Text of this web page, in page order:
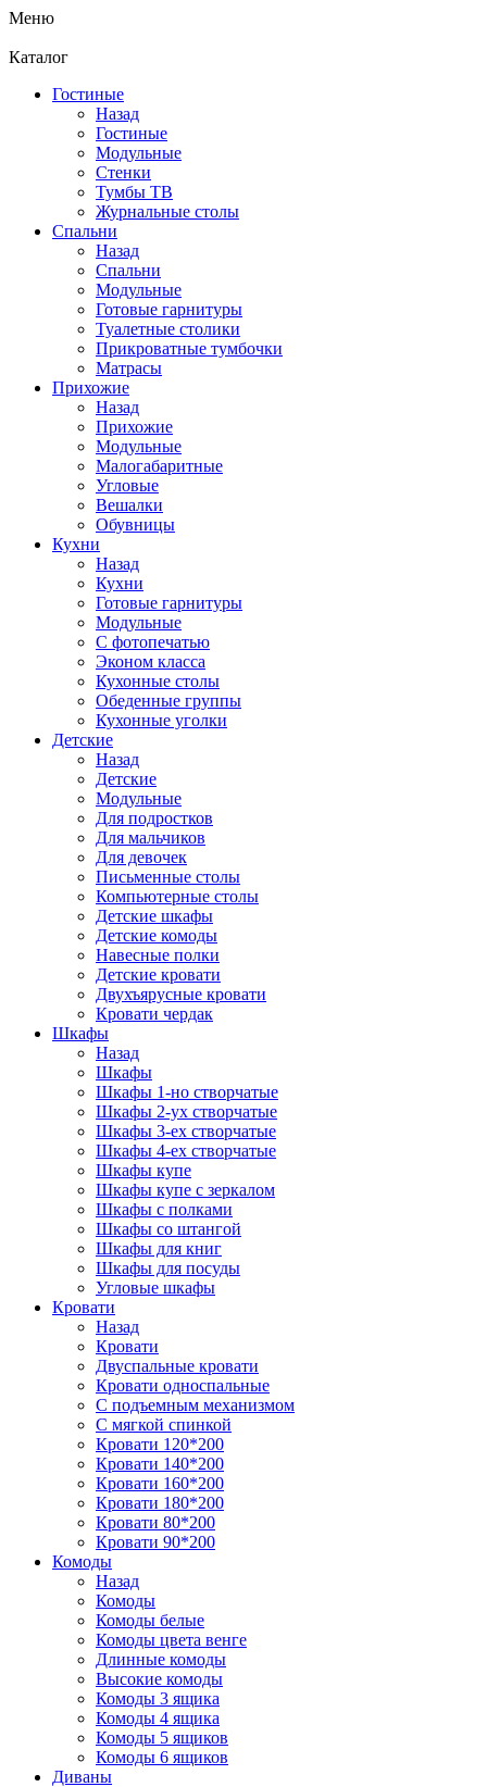
Меню
Каталог
Гостиные
Назад
Гостиные
Модульные
Стенки
Тумбы ТВ
Журнальные столы
Спальни
Назад
Спальни
Модульные
Готовые гарнитуры
Туалетные столики
Прикроватные тумбочки
Матрасы
Прихожие
Назад
Прихожие
Модульные
Малогабаритные
Угловые
Вешалки
Обувницы
Кухни
Назад
Кухни
Готовые гарнитуры
Модульные
С фотопечатью
Эконом класса
Кухонные столы
Обеденные группы
Кухонные уголки
Детские
Назад
Детские
Модульные
Для подростков
Для мальчиков
Для девочек
Письменные столы
Компьютерные столы
Детские шкафы
Детские комоды
Навесные полки
Детские кровати
Двухъярусные кровати
Кровати чердак
Шкафы
Назад
Шкафы
Шкафы 1-но створчатые
Шкафы 2-ух створчатые
Шкафы 3-ех створчатые
Шкафы 4-ех створчатые
Шкафы купе
Шкафы купе с зеркалом
Шкафы с полками
Шкафы со штангой
Шкафы для книг
Шкафы для посуды
Угловые шкафы
Кровати
Назад
Кровати
Двуспальные кровати
Кровати односпальные
С подъемным механизмом
С мягкой спинкой
Кровати 120*200
Кровати 140*200
Кровати 160*200
Кровати 180*200
Кровати 80*200
Кровати 90*200
Комоды
Назад
Комоды
Комоды белые
Комоды цвета венге
Длинные комоды
Высокие комоды
Комоды 3 ящика
Комоды 4 ящика
Комоды 5 ящиков
Комоды 6 ящиков
Диваны